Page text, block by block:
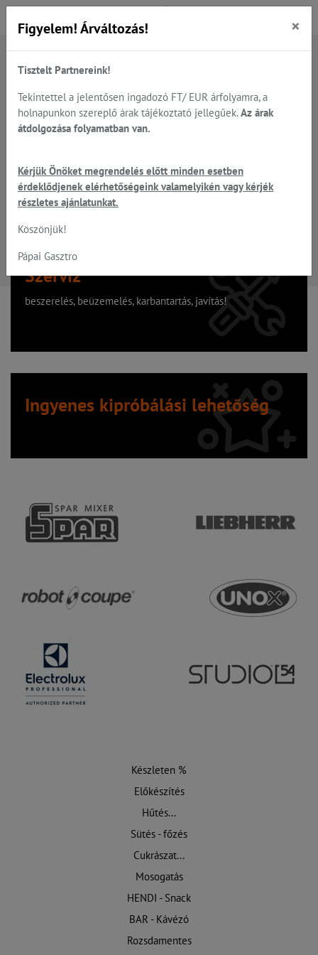
A keresett oldal nem található
Hiba, a keresett oldal nem található!
Szervíz
beszerelés, beüzemelés, karbantartás, javítás!
Ingyenes kipróbálási lehetőség
Készleten %
Előkészítés
Hűtés...
Sütés - főzés
Cukrászat...
Mosogatás
HENDI - Snack
BAR - Kávézó
Rozsdamentes
Figyelem! Árváltozás! ×
Tisztelt Partnereink!
Tekintettel a jelentősen ingadozó FT/ EUR árfolyamra, a
holnapunkon szereplő árak tájékoztató jellegűek. Az árak
átdolgozása folyamatban van.
Kérjük Önöket megrendelés előtt minden esetben
érdeklődjenek elérhetőségeink valamelyikén vagy kérjék
részletes ajánlatunkat.
Köszönjük!
Pápai Gasztro